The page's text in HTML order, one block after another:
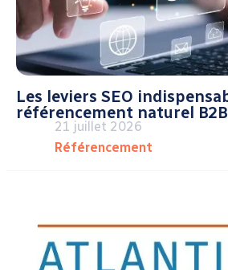
Les leviers SEO
référencement naturel B2B
21 juillet 2026
Référencement